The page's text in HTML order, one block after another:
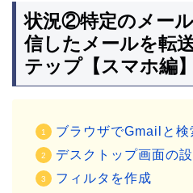
状況②特定のメー
信したメールを転
テップ【スマホ編】
ブラウザでGmailと検
デスクトップ画面の設
フィルタを作成